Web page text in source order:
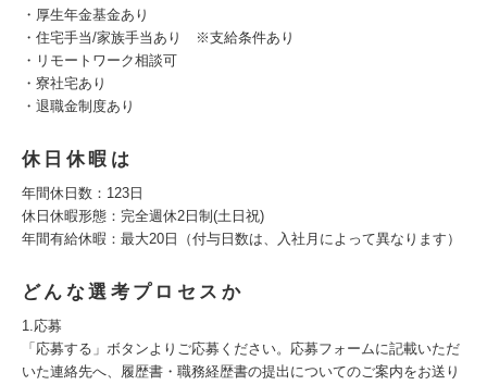
・厚生年金基金あり
・住宅手当/家族手当あり ※支給条件あり
・リモートワーク相談可
・寮社宅あり
・退職金制度あり
休日休暇は
年間休日数：123日
休日休暇形態：完全週休2日制(土日祝)
年間有給休暇：最大20日（付与日数は、入社月によって異なります）
どんな選考プロセスか
1.応募​
「応募する」ボタンよりご応募ください。応募フォームに記載いただ
いた連絡先へ、履歴書・職務経歴書の提出についてのご案内をお送り